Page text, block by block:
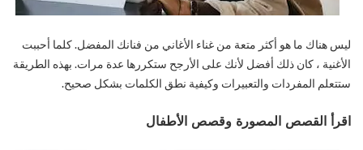
ليس هناك ما هو أكثر متعة من غناء الأغاني من فنانك المفضل. كلما أحببت
الأغنية ، كان ذلك أفضل لأنك على الأرجح ستكررها عدة مرات. بهذه الطريقة
ستتعلم المفردات والتعبيرات وكيفية نطق الكلمات بشكل صحيح.
اقرأ القصص المصورة وقصص الأطفال